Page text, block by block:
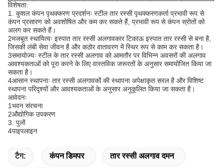
विशेषता:
1. कुशल कंपन पृथक्करण प्रदर्शनः स्टील तार रस्सी पृथक्करणकर्ता प्रभावी रूप से
कंपन प्रसारण को अवशोषित और कम कर सकते हैं, प्रभावी रूप से कंपन स्रोतों को
अलग कर सकते हैं।
2मजबूत स्थायित्वः इस्पात तार रस्सी अलगावकार टिकाऊ इस्पात तार रस्सी से बना है,
जिसकी लंबी सेवा जीवन है और कठोर वातावरण में स्थिर रूप से काम कर सकता है।
3समायोज्यः स्टील के तार रस्सी अलगाव को आमतौर पर विभिन्न अवसरों की अलगाव
आवश्यकताओं को पूरा करने के लिए वास्तविक जरूरतों के अनुसार समायोजित किया जा
सकता है।
4आसान स्थापनाः तार रस्सी अलगावकों की स्थापना अपेक्षाकृत सरल है और विशिष्ट
स्थापना परिदृश्यों और आवश्यकताओं के अनुसार अनुकूलित किया जा सकता है।
आवेदनः
1भवन संरचना
2औद्योगिक उपकरण
3. पुलों
4पाइपलाइन
टैग: कंपन डिमपर तार रस्सी अलगाव दमन